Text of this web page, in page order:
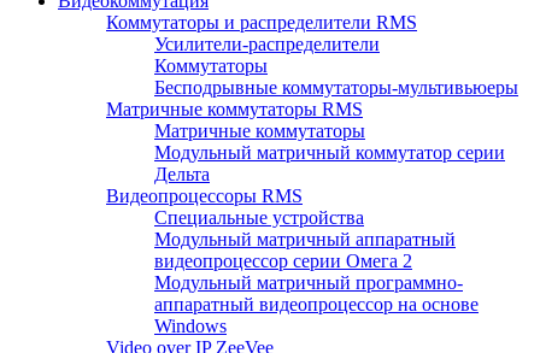
Коммутаторы и распределители RMS
Усилители-распределители
Коммутаторы
Бесподрывные коммутаторы-мультивьюеры
Матричные коммутаторы RMS
Матричные коммутаторы
Модульный матричный коммутатор серии
Дельта
Видеопроцессоры RMS
Специальные устройства
Модульный матричный аппаратный
видеопроцессор серии Омега 2
Модульный матричный программно-
аппаратный видеопроцессор на основе
Windows
Video over IP ZeeVee